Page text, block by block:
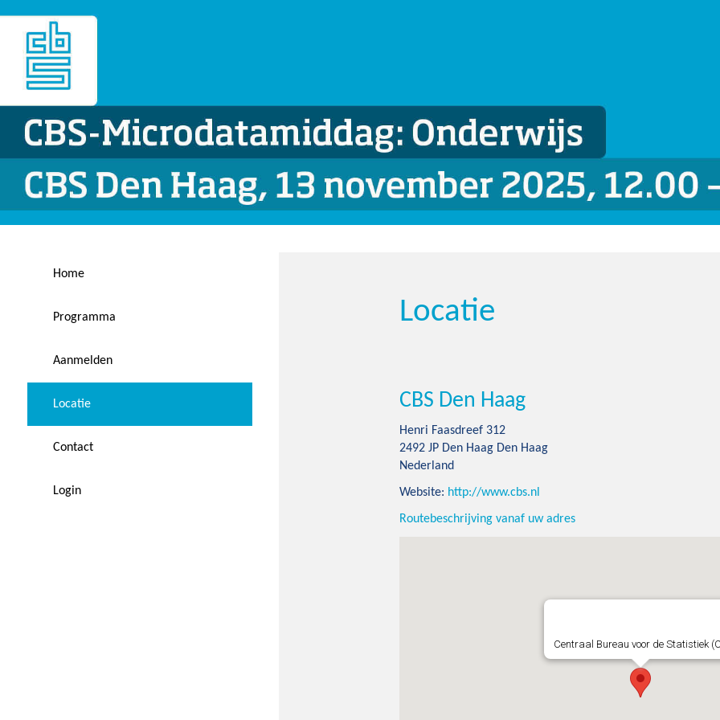
Home
Programma
Aanmelden
Locatie
Contact
Login
Locatie
CBS Den Haag
Henri Faasdreef 312
2492 JP Den Haag Den Haag
Nederland
Website: http://www.cbs.nl
Routebeschrijving vanaf uw adres
Centraal Bureau voor de Statistiek